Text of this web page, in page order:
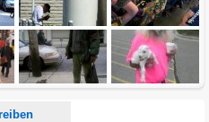
Kommentar entfernt.
oder "http://" in URLs
erscheinen.
Kommentare erscheinen.